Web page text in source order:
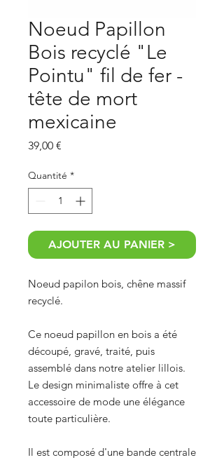
Noeud Papillon
Bois recyclé "Le
Pointu" fil de fer -
tête de mort
mexicaine
39,00 €
Quantité *
AJOUTER AU PANIER >
Noeud papilon bois, chêne massif
recyclé.
Ce noeud papillon en bois a été
découpé, gravé, traité, puis
assemblé dans notre atelier lillois.
Le design minimaliste offre à cet
accessoire de mode une élégance
toute particulière.
Il est composé d'une bande centrale